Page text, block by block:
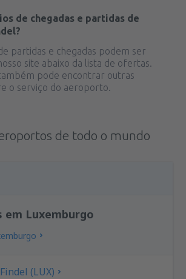
de chegadas e partidas de
partidas e chegadas podem ser
site abaixo da lista de ofertas.
pode encontrar outras
o serviço do aeroporto.
de todo o mundo
Luxemburgo
(LUX)